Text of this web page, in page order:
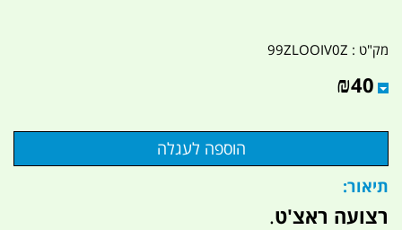
מק"ט : 99ZLOOIV0Z
₪40
תיאור:
רצועה ראצ'ט.